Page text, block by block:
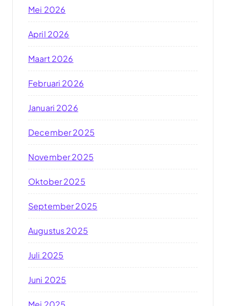
Mei 2026
April 2026
Maart 2026
Februari 2026
Januari 2026
December 2025
November 2025
Oktober 2025
September 2025
Augustus 2025
Juli 2025
Juni 2025